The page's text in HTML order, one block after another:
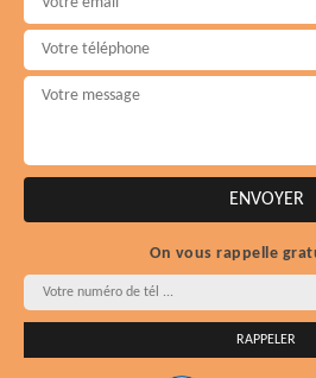
On vous rappelle